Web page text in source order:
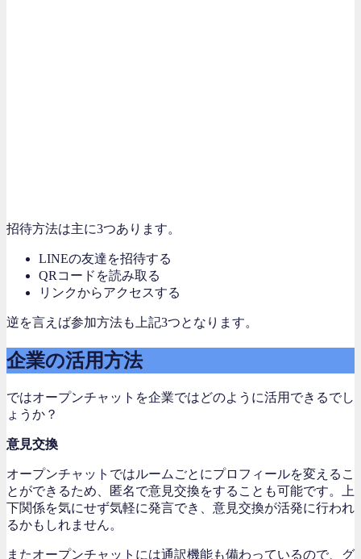
招待方法は主に3つあります。
LINEの友達を招待する
QRコードを読み取る
リンクからアクセスする
逆を言えば参加方法も上記3つとなります。
企業の活用方法
ではオープンチャットを企業ではどのように活用できるでし
ょうか？
意見交換
オープンチャットではルームごとにプロフィールを変えるこ
とができるため、匿名で意見交換をすることも可能です。上
下関係を気にせず気軽に発言でき、意見交換が活発に行われ
るかもしれません。
またオープンチャットには通訳機能も備わっているので、グ